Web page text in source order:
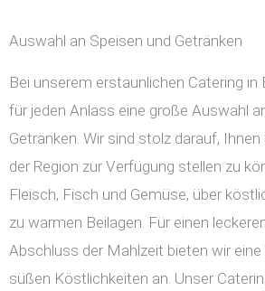
Auswahl an Speisen und Getränken
Bei unserem erstaunlichen Catering in
für jeden Anlass eine große Auswahl
Getränken. Wir sind stolz darauf,
der Region zur Verfügung stellen zu
Fleisch, Fisch und Gemüse, über
zu warmen Beilagen. Für einen
Abschluss der Mahlzeit bieten wir
süßen Köstlichkeiten an. Unser